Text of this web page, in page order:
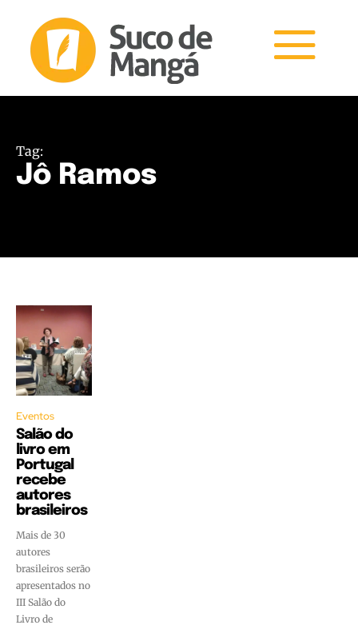
Tag:
Jô Ramos
Eventos
Salão do
livro em
Portugal
recebe
autores
brasileiros
Mais de 30
autores
brasileiros serão
apresentados no
III Salão do
Livro de